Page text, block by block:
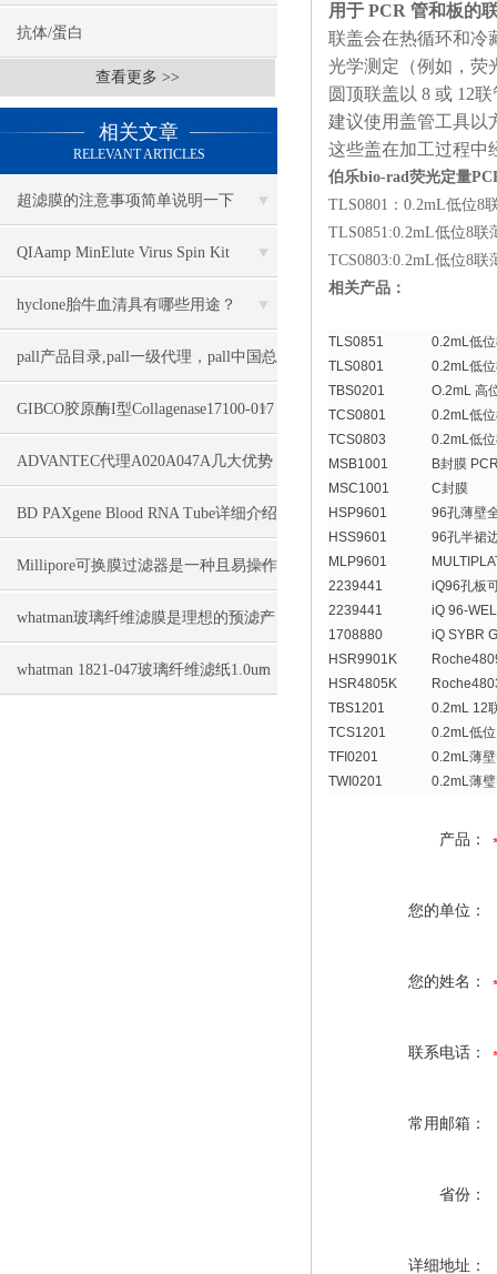
抗体/蛋白
查看更多 >>
相关文章
RELEVANT ARTICLES
超滤膜的注意事项简单说明一下
QIAamp MinElute Virus Spin Kit
hyclone胎牛血清具有哪些用途？
pall产品目录,pall一级代理，pall中国总
经销上海力敏实业
GIBCO胶原酶I型Collagenase17100-017
几大特点
ADVANTEC代理A020A047A几大优势
BD PAXgene Blood RNA Tube详细介绍
Millipore可换膜过滤器是一种且易操作
的全自动过滤装置
whatman玻璃纤维滤膜是理想的预滤产
品
whatman 1821-047玻璃纤维滤纸1.0um
用于 PCR 管和板的
联盖会在热循环和冷
光学测定（例如，荧
圆顶联盖以 8 或 12
建议使用盖管工具以
这些盖在加工过程中
伯乐bio-rad荧光定量
TLS0801：0.2mL低位8
TLS0851:0.2mL低位8联
TCS0803:0.2mL低位8
相关产品：
TLS0851
0.2mL低
TLS0801
0.2mL低
TBS0201
O.2mL 高
TCS0801
0.2mL低
TCS0803
0.2mL低
MSB1001
B封膜
MSC1001
C封膜
HSP9601
96孔薄壁
HSS9601
96孔半裙
MLP9601
2239441
iQ96孔板
2239441
iQ 96-
1708880
iQ SYBR
HSR9901K
HSR4805K
TBS1201
0.2mL 12
TCS1201
0.2mL低
TFI0201
0.2mL薄
TWI0201
0.2mL薄
产品：
您的单位：
您的姓名：
联系电话：
常用邮箱：
省份：
详细地址：